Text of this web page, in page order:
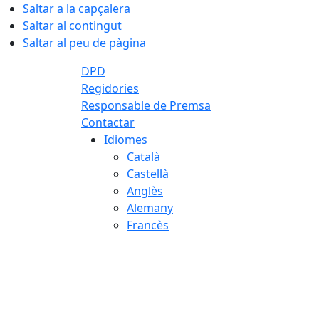
Saltar a la capçalera
Saltar al contingut
Saltar al peu de pàgina
DPD
Regidories
Responsable de Premsa
Contactar
Idiomes
Català
Castellà
Anglès
Alemany
Francès